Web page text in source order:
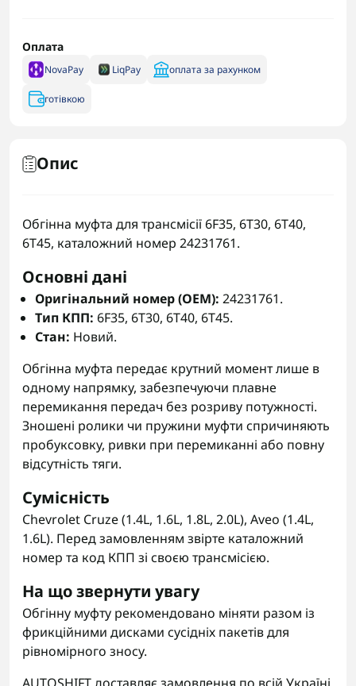
Оплата
NovaPay LiqPay оплата за рахунком
готівкою
Опис
Обгінна муфта для трансмісії 6F35, 6T30, 6T40,
6T45, каталожний номер 24231761.
Основні дані
Оригінальний номер (OEM): 24231761.
Тип КПП: 6F35, 6T30, 6T40, 6T45.
Стан: Новий.
Обгінна муфта передає крутний момент лише в
одному напрямку, забезпечуючи плавне
перемикання передач без розриву потужності.
Зношені ролики чи пружини муфти спричиняють
пробуксовку, ривки при перемиканні або повну
відсутність тяги.
Сумісність
Chevrolet Cruze (1.4L, 1.6L, 1.8L, 2.0L), Aveo (1.4L,
1.6L). Перед замовленням звірте каталожний
номер та код КПП зі своєю трансмісією.
На що звернути увагу
Обгінну муфту рекомендовано міняти разом із
фрикційними дисками сусідніх пакетів для
рівномірного зносу.